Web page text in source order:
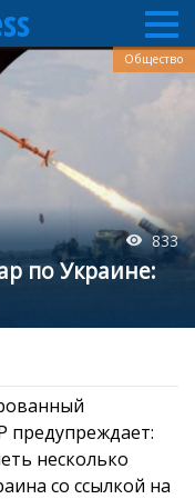
833
по Украине:
Общество
предупреждает:
несколько
со ссылкой на